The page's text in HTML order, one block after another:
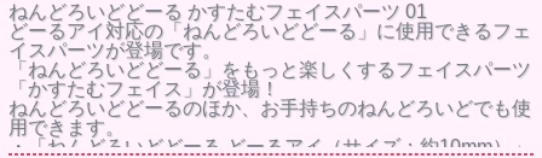
ねんどろいどどーる かすたむフェイスパーツ 01
どーるアイ対応の「ねんどろいどどーる」に使用できるフェ
イスパーツが登場です。
「ねんどろいどどーる」をもっと楽しくするフェイスパーツ
「かすたむフェイス」が登場！
ねんどろいどどーるのほか、お手持ちのねんどろいどでも使
用できます。
・「ねんどろいどどーる どーるアイ（サイズ：約10mm）」